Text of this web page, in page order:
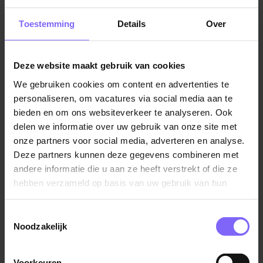
Toestemming Details Over
Deze website maakt gebruik van cookies
We gebruiken cookies om content en advertenties te
personaliseren, om vacatures via social media aan te
bieden en om ons websiteverkeer te analyseren. Ook
delen we informatie over uw gebruik van onze site met
onze partners voor social media, adverteren en analyse.
Deze partners kunnen deze gegevens combineren met
andere informatie die u aan ze heeft verstrekt of die ze
hebben verzameld op basis van uw gebruik van hun
Noodzakelijk
Je bent flexibel ten aanzien van werkdagen en
Waar kom je te werken?
Cicero Zorggroep is een toonaangevende en
vernieuwende Zuid-Limburgse ondernemer, die onze
verpleeg- en verzorgingshuisbewoners ondersteunt
om hun leven op een zinvolle, kwalitatieve,
zelfstandige manier vorm en inhoud te geven.
Cicero Zorggroep levert cliëntgerichte, kwalitatief
hoogstaande intra-, semi-, en extramurale zorg en
diensten aan zo’n 3.500 cliënten, vanuit diverse
zorglocaties in Zuid-Limburg. De 2.500 medewerkers
kernwaarden: vriendelijk, vertrouwd en vakkundig.
Vacatures Zorg in Limburg |Vacatures in de ouderenzorg
Vergelijkbare vacatures
Senior Wijkverpleegkundige Wijkzorg
Envida
Zuid Limburg
Hbo-Verpleegkundige